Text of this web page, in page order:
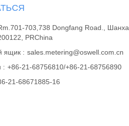
703,738 Dongfang Road.,
PRChina
ящик : sales.metering@oswell.com.cn
: +86-21-68756810/+86-21-68756890
21-68671885-16